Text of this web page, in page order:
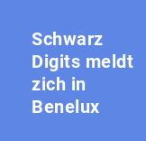
Schwarz
Digits meldt
zich in
Benelux